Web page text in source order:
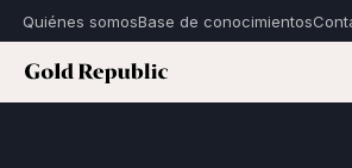
Quiénes somosBase de conocimientos